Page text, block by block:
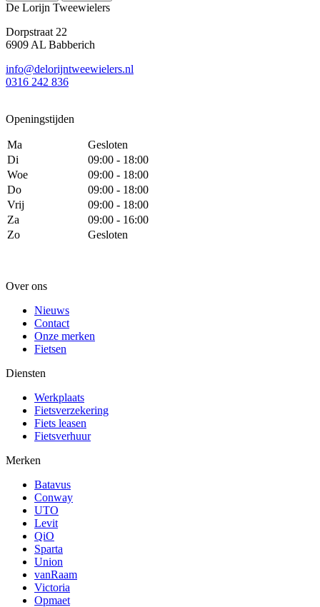
De Lorijn Tweewielers
Dorpstraat 22
6909 AL Babberich
info@delorijntweewielers.nl
0316 242 836
Openingstijden
Ma
Gesloten
Di
09:00 - 18:00
Woe
09:00 - 18:00
Do
09:00 - 18:00
Vrij
09:00 - 18:00
Za
09:00 - 16:00
Zo
Gesloten
Over ons
Nieuws
Contact
Onze merken
Fietsen
Diensten
Werkplaats
Fietsverzekering
Fiets leasen
Fietsverhuur
Merken
Batavus
Conway
UTO
Levit
QiO
Sparta
Union
vanRaam
Victoria
Opmaet